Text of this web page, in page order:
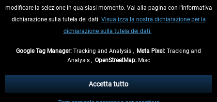
RECEDERE DAL CONTRATTO
INFORMAZIONI
eventualmente le spese di spedizione, se non diversamente descritto.
** Riguarda le spedizioni al di fuori della Germania, i tempi di consegna per le
modificare la selezione in qualsiasi momento. Vai alla pagina con l'informativa
dichiarazione sulla tutela dei dati. Visualizza la nostra dichiarazione per la
dichiarazione sulla tutela dei dati.
Google Tag Manager: Tracking and Analysis , Meta Pixel: Tracking and
Analysis , OpenStreetMap:Misc
Accetta tutto